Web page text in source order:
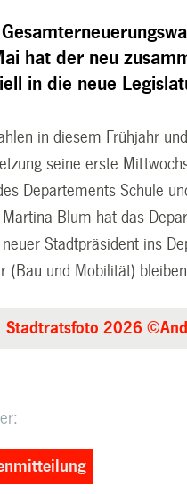
hat der neu
in die neue
in diesem Frühjahr
seine erste
Departements Schule
Blum hat das
Stadtpräsident ins
(Bau und Mobilität)
Stadtratsfoto 2026